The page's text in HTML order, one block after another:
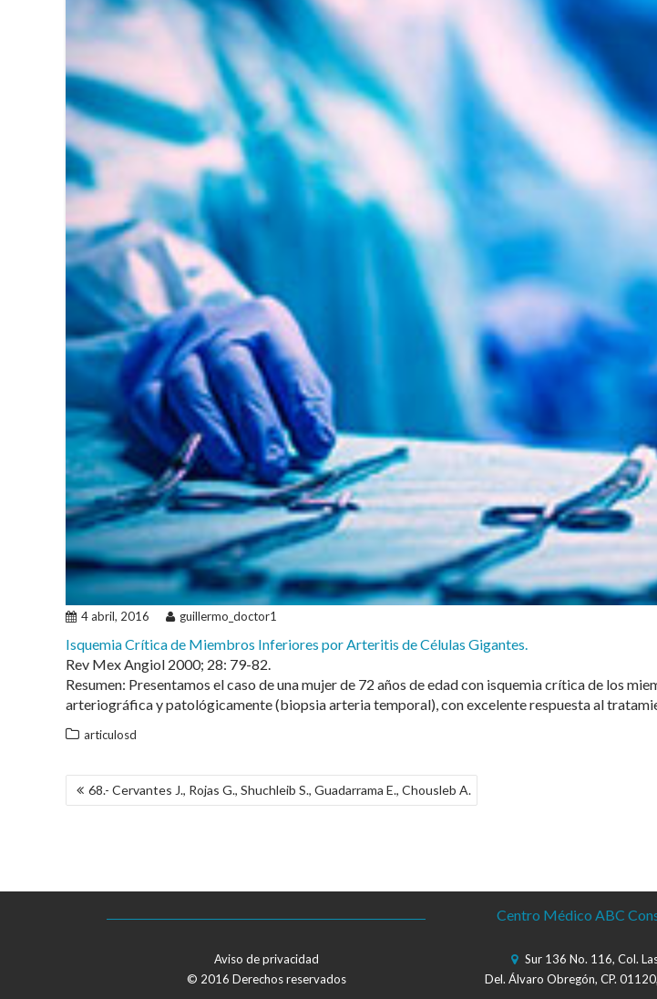
4 abril, 2016 guillermo_doctor1
Isquemia Crítica de Miembros Inferiores por Arteritis de Células Gigantes.
Rev Mex Angiol 2000; 28: 79-82.
Resumen: Presentamos el caso de una mujer de 72 años de edad con isquemia crítica de los
arteriográfica y patológicamente (biopsia arteria temporal), con excelente respuesta al
articulosd
NAVEGACIÓN
DE
68.- Cervantes J., Rojas G., Shuchleib S., Guadarrama E., Chousleb A.
Centro Médico ABC
Aviso de privacidad
© 2016 Derechos reservados
Sur 136 No. 116, Col.
Del. Álvaro Obregón, CP.